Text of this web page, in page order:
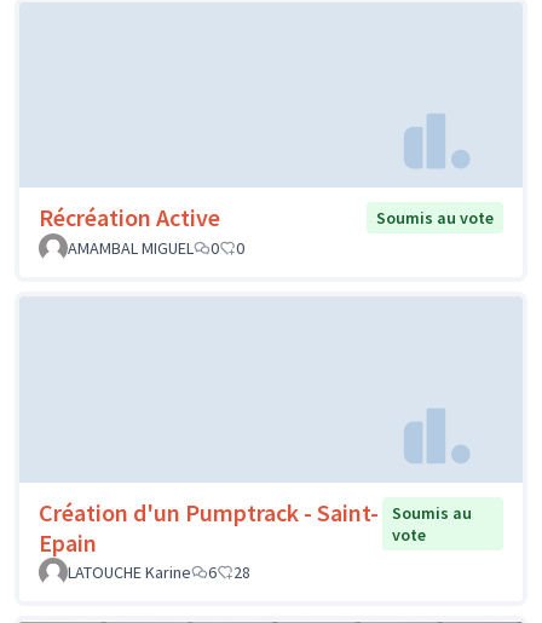
Récréation Active
Soumis au vote
AMAMBAL MIGUEL
0 0
Création d'un Pumptrack - Saint-
Epain
Soumis au
vote
LATOUCHE Karine
6 28